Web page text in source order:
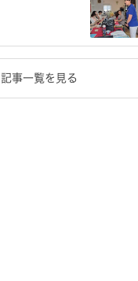
記事一覧を見る